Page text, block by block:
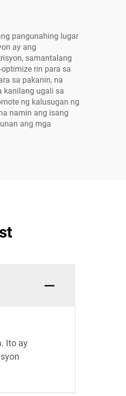
pangunahing lugar
ay ang
samantalang
rin para sa
sa pakanin, na
kanilang ugali sa
ng kalusugan ng
namin ang isang
ang mga
Ito ay